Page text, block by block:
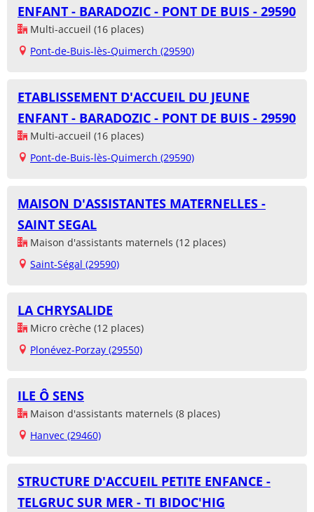
ENFANT - BARADOZIC - PONT DE BUIS - 29590
Multi-accueil (16 places)
Pont-de-Buis-lès-Quimerch (29590)
ETABLISSEMENT D'ACCUEIL DU JEUNE
ENFANT - BARADOZIC - PONT DE BUIS - 29590
Multi-accueil (16 places)
Pont-de-Buis-lès-Quimerch (29590)
MAISON D'ASSISTANTES MATERNELLES -
SAINT SEGAL
Maison d'assistants maternels (12 places)
Saint-Ségal (29590)
LA CHRYSALIDE
Micro crèche (12 places)
Plonévez-Porzay (29550)
ILE Ô SENS
Maison d'assistants maternels (8 places)
Hanvec (29460)
STRUCTURE D'ACCUEIL PETITE ENFANCE -
TELGRUC SUR MER - TI BIDOC'HIG